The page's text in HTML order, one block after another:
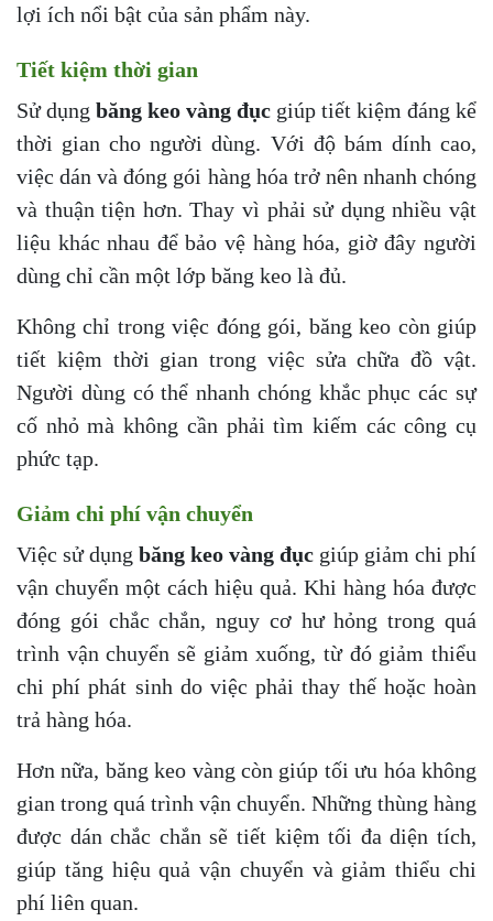
lợi ích nổi bật của sản phẩm này.
Tiết kiệm thời gian
Sử dụng băng keo vàng đục giúp tiết kiệm đáng kể
thời gian cho người dùng. Với độ bám dính cao,
việc dán và đóng gói hàng hóa trở nên nhanh chóng
và thuận tiện hơn. Thay vì phải sử dụng nhiều vật
liệu khác nhau để bảo vệ hàng hóa, giờ đây người
dùng chỉ cần một lớp băng keo là đủ.
Không chỉ trong việc đóng gói, băng keo còn giúp
tiết kiệm thời gian trong việc sửa chữa đồ vật.
Người dùng có thể nhanh chóng khắc phục các sự
cố nhỏ mà không cần phải tìm kiếm các công cụ
phức tạp.
Giảm chi phí vận chuyển
Việc sử dụng băng keo vàng đục giúp giảm chi phí
vận chuyển một cách hiệu quả. Khi hàng hóa được
đóng gói chắc chắn, nguy cơ hư hỏng trong quá
trình vận chuyển sẽ giảm xuống, từ đó giảm thiểu
chi phí phát sinh do việc phải thay thế hoặc hoàn
trả hàng hóa.
Hơn nữa, băng keo vàng còn giúp tối ưu hóa không
gian trong quá trình vận chuyển. Những thùng hàng
được dán chắc chắn sẽ tiết kiệm tối đa diện tích,
giúp tăng hiệu quả vận chuyển và giảm thiểu chi
phí liên quan.